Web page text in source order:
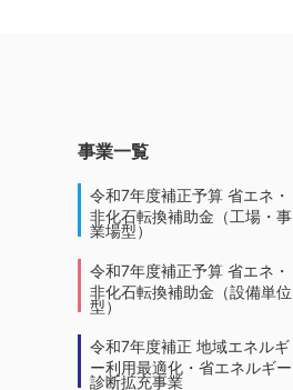
事業一覧
令和7年度補正予算 省エネ・
非化石転換補助金（工場・事
業場型）
令和7年度補正予算 省エネ・
非化石転換補助金（設備単位
型）
令和7年度補正 地域エネルギ
ー利用最適化・省エネルギー
診断拡充事業